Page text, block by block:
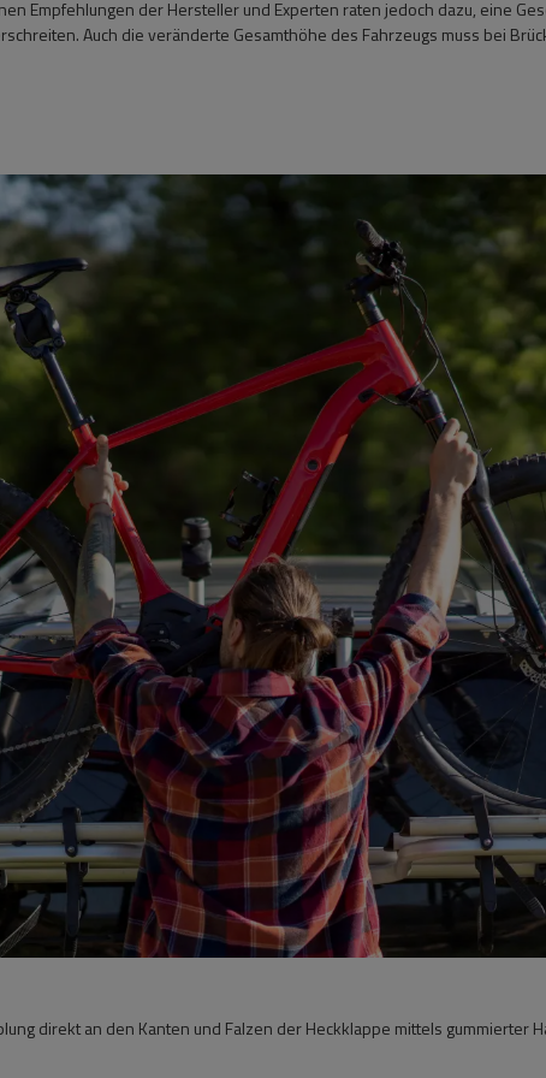
Empfehlungen der Hersteller und Experten raten jedoch dazu, eine
Auch die veränderte Gesamthöhe des Fahrzeugs muss bei
direkt an den Kanten und Falzen der Heckklappe mittels gummierter